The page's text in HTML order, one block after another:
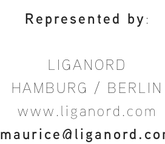
Represented by:
LIGANORD
HAMBURG / BERLIN
www.liganord.com